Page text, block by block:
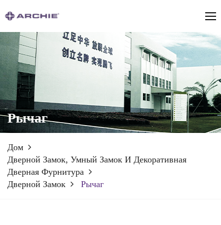
Рычаг
Дом
Дверной Замок, Умный Замок И Декоративная
Дверная Фурнитура
Дверной Замок
Рычаг